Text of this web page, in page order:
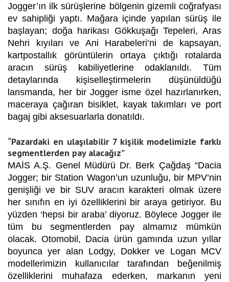
Jogger’ın ilk sürüşlerine bölgenin gizemli coğrafyası
ev sahipliği yaptı. Mağara içinde yapılan sürüş ile
başlayan; doğa harikası Gökkuşağı Tepeleri, Aras
Nehri kıyıları ve Ani Harabeleri’ni de kapsayan,
kartpostallık görüntülerin ortaya çıktığı rotalarda
aracın sürüş kabiliyetlerine odaklanıldı. Tüm
detaylarında kişiselleştirmelerin düşünüldüğü
lansmanda, her bir Jogger isme özel hazırlanırken,
maceraya çağıran bisiklet, kayak takımları ve port
bagaj gibi aksesuarlarla donatıldı.
“Pazardaki en ulaşılabilir 7 kişilik modelimizle farklı
segmentlerden pay alacağız”
MAİS A.Ş. Genel Müdürü Dr. Berk Çağdaş “Dacia
Jogger; bir Station Wagon’un uzunluğu, bir MPV’nin
genişliği ve bir SUV aracın karakteri olmak üzere
her sınıfın en iyi özelliklerini bir araya getiriyor. Bu
yüzden ‘hepsi bir araba’ diyoruz. Böylece Jogger ile
tüm bu segmentlerden pay almamız mümkün
olacak. Otomobil, Dacia ürün gamında uzun yıllar
boyunca yer alan Lodgy, Dokker ve Logan MCV
modellerimizin kullanıcılar tarafından beğenilmiş
özelliklerini muhafaza ederken, markanın yeni